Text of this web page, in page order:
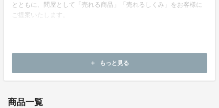
とともに、問屋として「売れる商品」「売れるしくみ」をお客様に
ご提案いたします。
add もっと見る
商品一覧